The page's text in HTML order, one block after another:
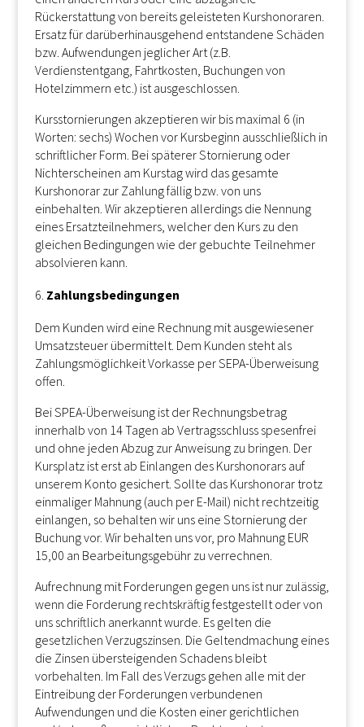
Rückerstattung von bereits geleisteten Kurshonoraren.
Ersatz für darüberhinausgehend entstandene Schäden
bzw. Aufwendungen jeglicher Art (z.B.
Verdienstentgang, Fahrtkosten, Buchungen von
Hotelzimmern etc.) ist ausgeschlossen.
Kursstornierungen akzeptieren wir bis maximal 6 (in
Worten: sechs) Wochen vor Kursbeginn ausschließlich in
schriftlicher Form. Bei späterer Stornierung oder
Nichterscheinen am Kurstag wird das gesamte
Kurshonorar zur Zahlung fällig bzw. von uns
einbehalten. Wir akzeptieren allerdings die Nennung
eines Ersatzteilnehmers, welcher den Kurs zu den
gleichen Bedingungen wie der gebuchte Teilnehmer
absolvieren kann.
Zahlungsbedingungen
Dem Kunden wird eine Rechnung mit ausgewiesener
Umsatzsteuer übermittelt. Dem Kunden steht als
Zahlungsmöglichkeit Vorkasse per SEPA-Überweisung
offen.
Bei SPEA-Überweisung ist der Rechnungsbetrag
innerhalb von 14 Tagen ab Vertragsschluss spesenfrei
und ohne jeden Abzug zur Anweisung zu bringen. Der
Kursplatz ist erst ab Einlangen des Kurshonorars auf
unserem Konto gesichert. Sollte das Kurshonorar trotz
einmaliger Mahnung (auch per E-Mail) nicht rechtzeitig
einlangen, so behalten wir uns eine Stornierung der
Buchung vor. Wir behalten uns vor, pro Mahnung EUR
15,00 an Bearbeitungsgebühr zu verrechnen.
Aufrechnung mit Forderungen gegen uns ist nur zulässig,
wenn die Forderung rechtskräftig festgestellt oder von
uns schriftlich anerkannt wurde. Es gelten die
gesetzlichen Verzugszinsen. Die Geltendmachung eines
die Zinsen übersteigenden Schadens bleibt
vorbehalten. Im Fall des Verzugs gehen alle mit der
Eintreibung der Forderungen verbundenen
Aufwendungen und die Kosten einer gerichtlichen